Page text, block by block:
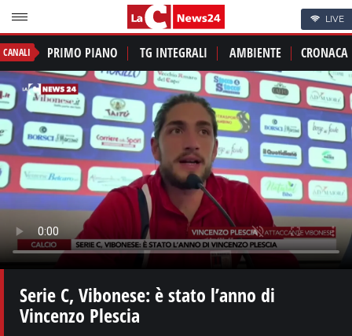
LIVE
CANALI PRIMO PIANO TG INTEGRALI AMBIENTE CRONACA
Serie C, Vibonese: è stato l’anno di
Vincenzo Plescia